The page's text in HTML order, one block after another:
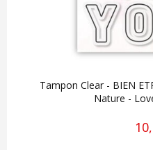
Tampon Clear - BIEN
Nature -